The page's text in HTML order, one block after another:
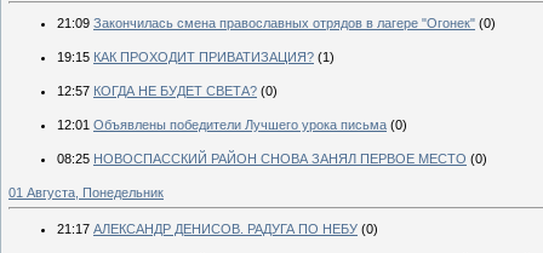
21:09 Закончилась смена православных отрядов в лагере "Огонек" (0)
19:15 КАК ПРОХОДИТ ПРИВАТИЗАЦИЯ? (1)
12:57 КОГДА НЕ БУДЕТ СВЕТА? (0)
12:01 Объявлены победители Лучшего урока письма (0)
08:25 НОВОСПАССКИЙ РАЙОН СНОВА ЗАНЯЛ ПЕРВОЕ МЕСТО (0)
01 Августа, Понедельник
21:17 АЛЕКСАНДР ДЕНИСОВ. РАДУГА ПО НЕБУ (0)